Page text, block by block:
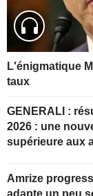
L'énigmatique
taux
GENERALI : résultats du 1er semestre
2026 : une
supérieure aux
Amrize